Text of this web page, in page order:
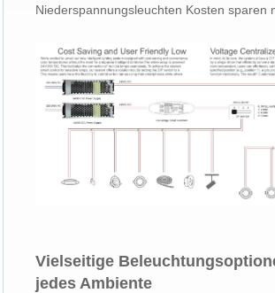
Niederspannungsleuchten Kosten sparen
Vielseitige
jedes Ambiente